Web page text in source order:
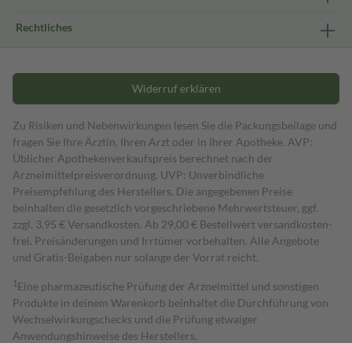
Rechtliches
Widerruf erklären
Zu Risiken und Nebenwirkungen lesen Sie die Packungsbeilage und
fragen Sie Ihre Ärztin, Ihren Arzt oder in Ihrer Apotheke. AVP:
Üblicher Apothekenverkaufspreis berechnet nach der
Arzneimittelpreisverordnung. UVP: Unverbindliche
Preisempfehlung des Herstellers. Die angegebenen Preise
beinhalten die gesetzlich vorgeschriebene Mehrwertsteuer, ggf.
zzgl. 3,95 € Versandkosten. Ab 29,00 € Bestell­wert versand­kosten­
frei. Preisänderungen und Irrtümer vorbehalten. Alle Angebote
und Gratis-Beigaben nur solange der Vorrat reicht.
1 Eine pharmazeutische Prüfung der Arzneimittel und sonstigen
Produkte in deinem Warenkorb beinhaltet die Durchführung von
Wechselwirkungschecks und die Prüfung etwaiger
Anwendungshinweise des Herstellers.